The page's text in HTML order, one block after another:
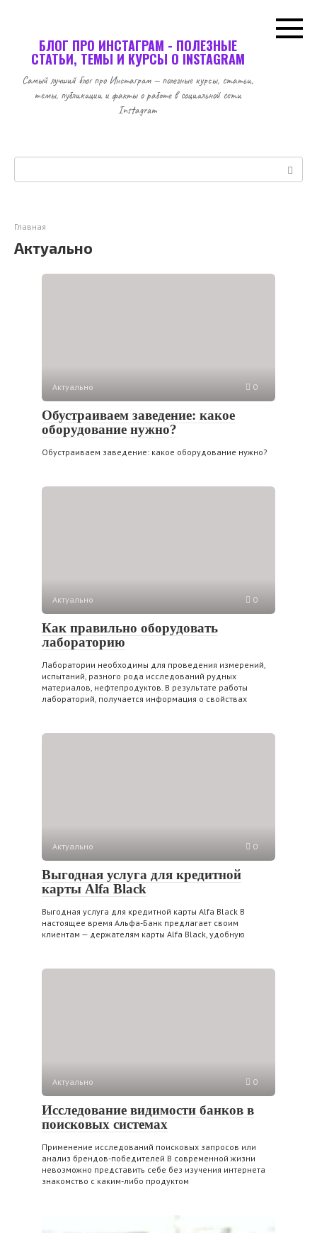
БЛОГ ПРО ИНСТАГРАМ - ПОЛЕЗНЫЕ
СТАТЬИ, ТЕМЫ И КУРСЫ О INSTAGRAM
Самый лучший блог про Инстаграм — полезные курсы, статьи,
темы, публикации и факты о работе в социальной сети
Instagram
Поиск:
Главная
Актуально
Актуально 0
Обустраиваем заведение: какое
оборудование нужно?
Обустраиваем заведение: какое оборудование нужно?
Актуально 0
Как правильно оборудовать
лабораторию
Лаборатории необходимы для проведения измерений,
испытаний, разного рода исследований рудных
материалов, нефтепродуктов. В результате работы
лабораторий, получается информация о свойствах
Актуально 0
Выгодная услуга для кредитной
карты Alfa Black
Выгодная услуга для кредитной карты Alfa Black В
настоящее время Альфа-Банк предлагает своим
клиентам — держателям карты Alfa Black, удобную
Актуально 0
Исследование видимости банков в
поисковых системах
Применение исследований поисковых запросов или
анализ брендов-победителей В современной жизни
невозможно представить себе без изучения интернета
знакомство с каким-либо продуктом